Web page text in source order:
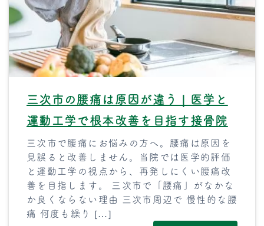
三次市の腰痛は原因が違う｜医学と
運動工学で根本改善を目指す接骨院
三次市で腰痛にお悩みの方へ。腰痛は原因を
見誤ると改善しません。当院では医学的評価
と運動工学の視点から、再発しにくい腰痛改
善を目指します。 三次市で「腰痛」がなかな
か良くならない理由 三次市周辺で 慢性的な腰
痛 何度も繰り […]